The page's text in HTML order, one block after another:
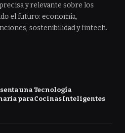
y relevante sobre los
el futuro: economía,
sostenibilidad y fintech.
una Tecnología
para Cocinas Inteligentes